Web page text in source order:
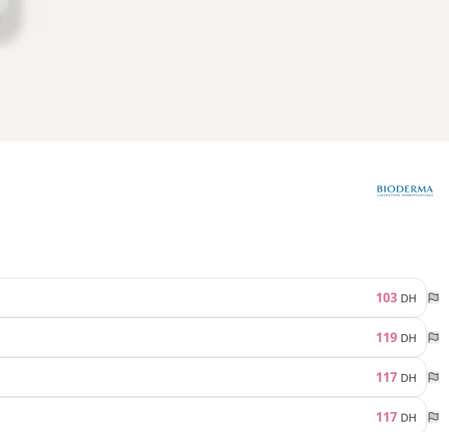
103 DH
119 DH
117 DH
117 DH